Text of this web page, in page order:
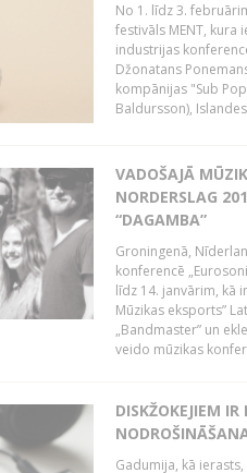
No 1. līdz 3.
festivāls MENT, kura
industrijas
Džonatans
kompānijas "Sub
Baldursson),
VADOŠAJĀ
NORDERSLAG
“DAGAMBA”
Groningenā,
konferencē
līdz 14. janvārim, kā
Mūzikas eksports”
„Bandmaster” un
veido mūzikas
DISKŽOKEJIEM
Gadumija, kā